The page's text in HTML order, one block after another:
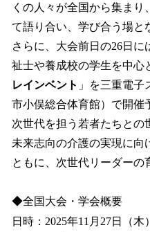
くの人々が全国から集ま
て語り合い、学び合う場と
さらに、大会前日の26日
祉士や養成校の学生を中心
レインベント 」を三重電
市小俣総合体育館）で開催
次世代を担う若者たちとの
未来志向の介護の実現に向
ともに、次世代リーダーの
◆全国大会・学会概要
日時：2025年11月27日（木